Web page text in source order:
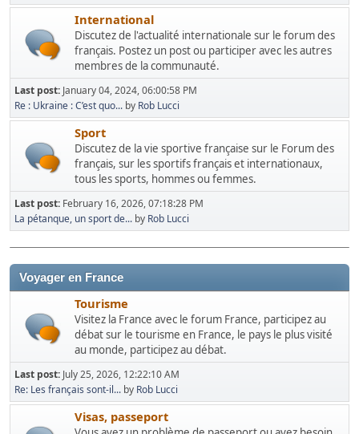
International
Discutez de l'actualité internationale sur le forum des
français. Postez un post ou participer avec les autres
membres de la communauté.
Last post: January 04, 2024, 06:00:58 PM
Re : Ukraine : C’est quo... by Rob Lucci
Sport
Discutez de la vie sportive française sur le Forum des
français, sur les sportifs français et internationaux,
tous les sports, hommes ou femmes.
Last post: February 16, 2026, 07:18:28 PM
La pétanque, un sport de... by Rob Lucci
Voyager en France
Tourisme
Visitez la France avec le forum France, participez au
débat sur le tourisme en France, le pays le plus visité
au monde, participez au débat.
Last post: July 25, 2026, 12:22:10 AM
Re: Les français sont-il... by Rob Lucci
Visas, passeport